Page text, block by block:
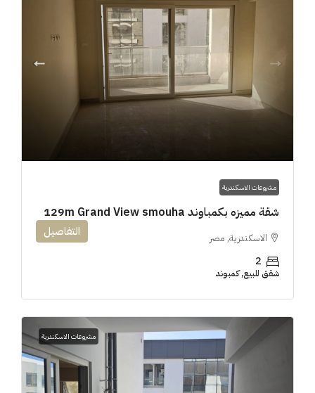
مشروعات الاسكندرية
شقة مميزه بكمباوند 129m Grand View smouha
الاسكندرية, مصر
2
شقق للبيع, كمبوند
التفاصيل
مشروعات الاسكندرية